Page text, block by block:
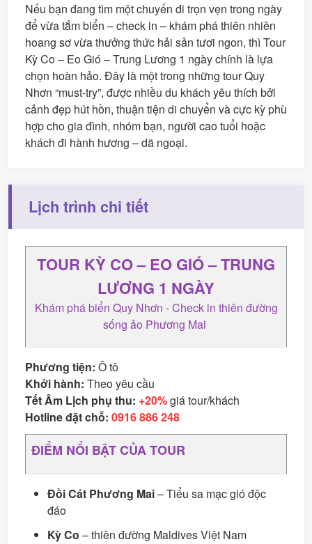
Nếu bạn đang tìm một chuyến đi trọn vẹn trong ngày
để vừa tắm biển – check in – khám phá thiên nhiên
hoang sơ vừa thưởng thức hải sản tươi ngon, thì Tour
Kỳ Co – Eo Gió – Trung Lương 1 ngày chính là lựa
chọn hoàn hảo. Đây là một trong những tour Quy
Nhơn “must-try”, được nhiều du khách yêu thích bởi
cảnh đẹp hút hồn, thuận tiện di chuyển và cực kỳ phù
hợp cho gia đình, nhóm bạn, người cao tuổi hoặc
khách đi hành hương – dã ngoại.
Lịch trình chi tiết
TOUR KỲ CO – EO GIÓ – TRUNG
LƯƠNG 1 NGÀY
Khám phá biển Quy Nhơn - Check in thiên đường
sống ảo Phương Mai
Phương tiện: Ô tô
Khởi hành: Theo yêu cầu
Tết Âm Lịch phụ thu: +20%giá tour/khách
Hotline đặt chỗ: 0916 886 248
ĐIỂM NỔI BẬT CỦA TOUR
Đồi Cát Phương Mai– Tiểu sa mạc gió độc
đáo
Kỳ Co – thiên đường Maldives Việt Nam